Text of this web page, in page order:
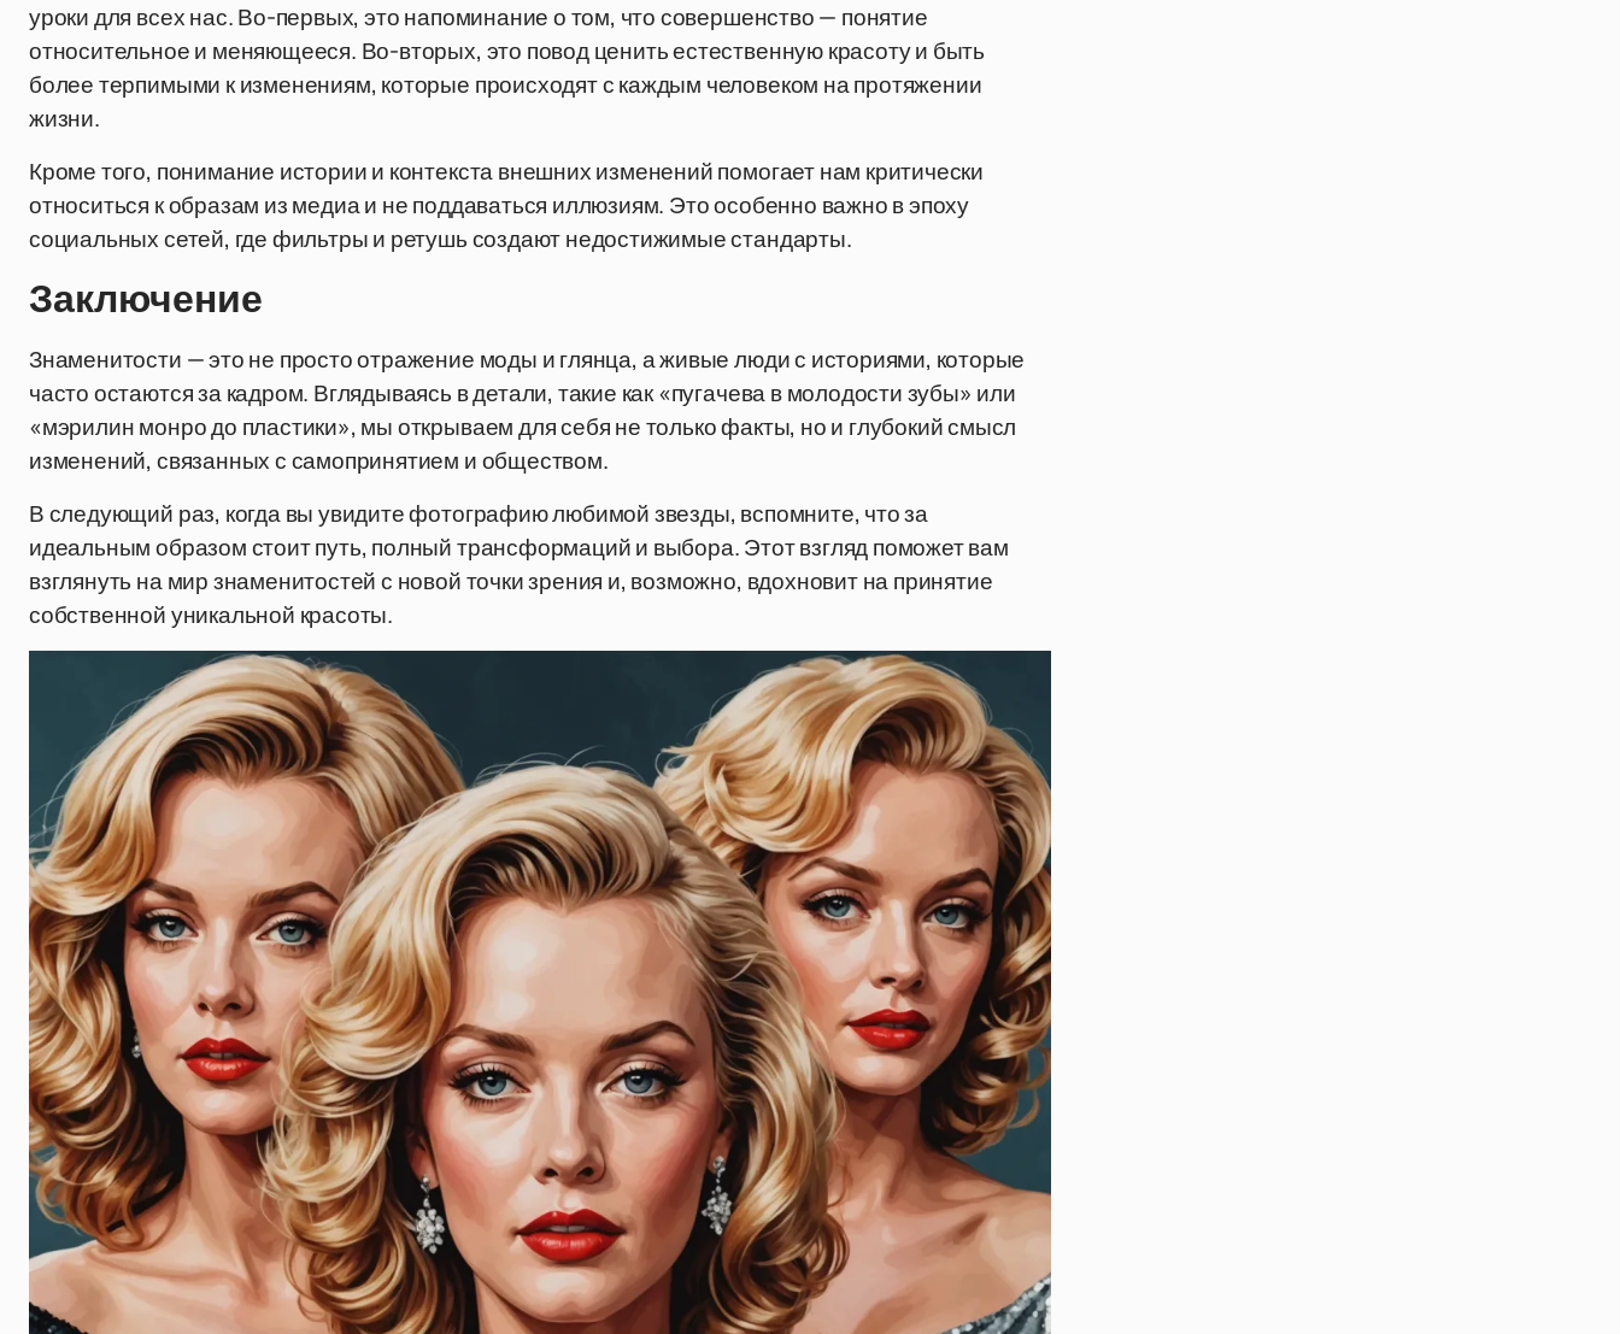
уроки для всех нас. Во-первых, это напоминание о том, что совершенство — понятие
относительное и меняющееся. Во-вторых, это повод ценить естественную красоту и быть
более терпимыми к изменениям, которые происходят с каждым человеком на протяжении
жизни.
Кроме того, понимание истории и контекста внешних изменений помогает нам критически
относиться к образам из медиа и не поддаваться иллюзиям. Это особенно важно в эпоху
социальных сетей, где фильтры и ретушь создают недостижимые стандарты.
Заключение
Знаменитости — это не просто отражение моды и глянца, а живые люди с историями, которые
часто остаются за кадром. Вглядываясь в детали, такие как «пугачева в молодости зубы» или
«мэрилин монро до пластики», мы открываем для себя не только факты, но и глубокий смысл
изменений, связанных с самопринятием и обществом.
В следующий раз, когда вы увидите фотографию любимой звезды, вспомните, что за
идеальным образом стоит путь, полный трансформаций и выбора. Этот взгляд поможет вам
взглянуть на мир знаменитостей с новой точки зрения и, возможно, вдохновит на принятие
собственной уникальной красоты.